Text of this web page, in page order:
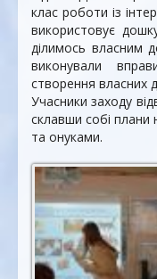
клас роботи із
використовує
ділимось власним
виконували
створення власних
Учасники заходу
склавши собі плани
та онуками.
Майстер-клас
роботи із
інтерактивною
дошкою